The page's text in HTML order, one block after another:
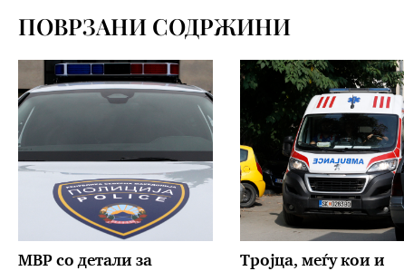
ПОВРЗАНИ СОДРЖИНИ
МВР со детали за
Тројца, меѓу кои и